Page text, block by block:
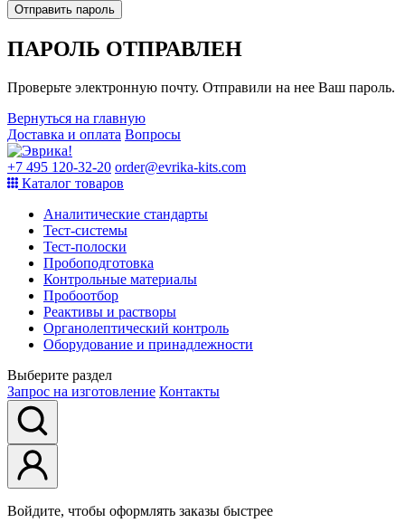
Отправить пароль
ПАРОЛЬ ОТПРАВЛЕН
Проверьте электронную почту. Отправили на нее Ваш пароль.
Вернуться на главную
Доставка и оплата Вопросы
+7 495 120-32-20 order@evrika-kits.com
Каталог товаров
Аналитические стандарты
Тест-системы
Тест-полоски
Пробоподготовка
Контрольные материалы
Пробоотбор
Реактивы и растворы
Органолептический контроль
Оборудование и принадлежности
Выберите раздел
Запрос на изготовление Контакты
Войдите, чтобы оформлять заказы быстрее